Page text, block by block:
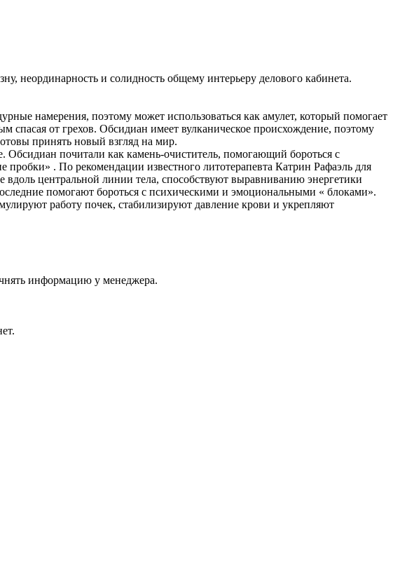
неординарность и солидность общему интерьеру делового кабинета.
намерения, поэтому может использоваться как амулет, который помогает
спасая от грехов. Обсидиан имеет вулканическое происхождение, поэтому
принять новый взгляд на мир.
почитали как камень-очиститель, помогающий бороться с
. По рекомендации известного литотерапевта Катрин Рафаэль для
вдоль центральной линии тела, способствуют выравниванию энергетики
помогают бороться с психическими и эмоциональными « блоками».
работу почек, стабилизируют давление крови и укрепляют
информацию у менеджера.